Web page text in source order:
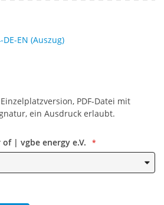
DE-EN (Auszug)
PDF-Datei mit
ein Ausdruck erlaubt.
| vgbe energy e.V.